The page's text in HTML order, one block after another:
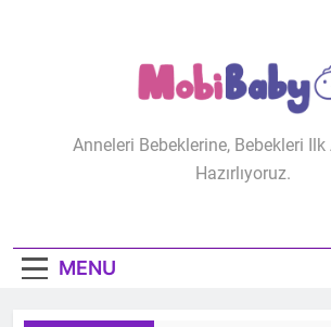
MobiBaby
Anneleri Bebeklerine, Bebekleri Ilk
Hazırlıyoruz.
MENU